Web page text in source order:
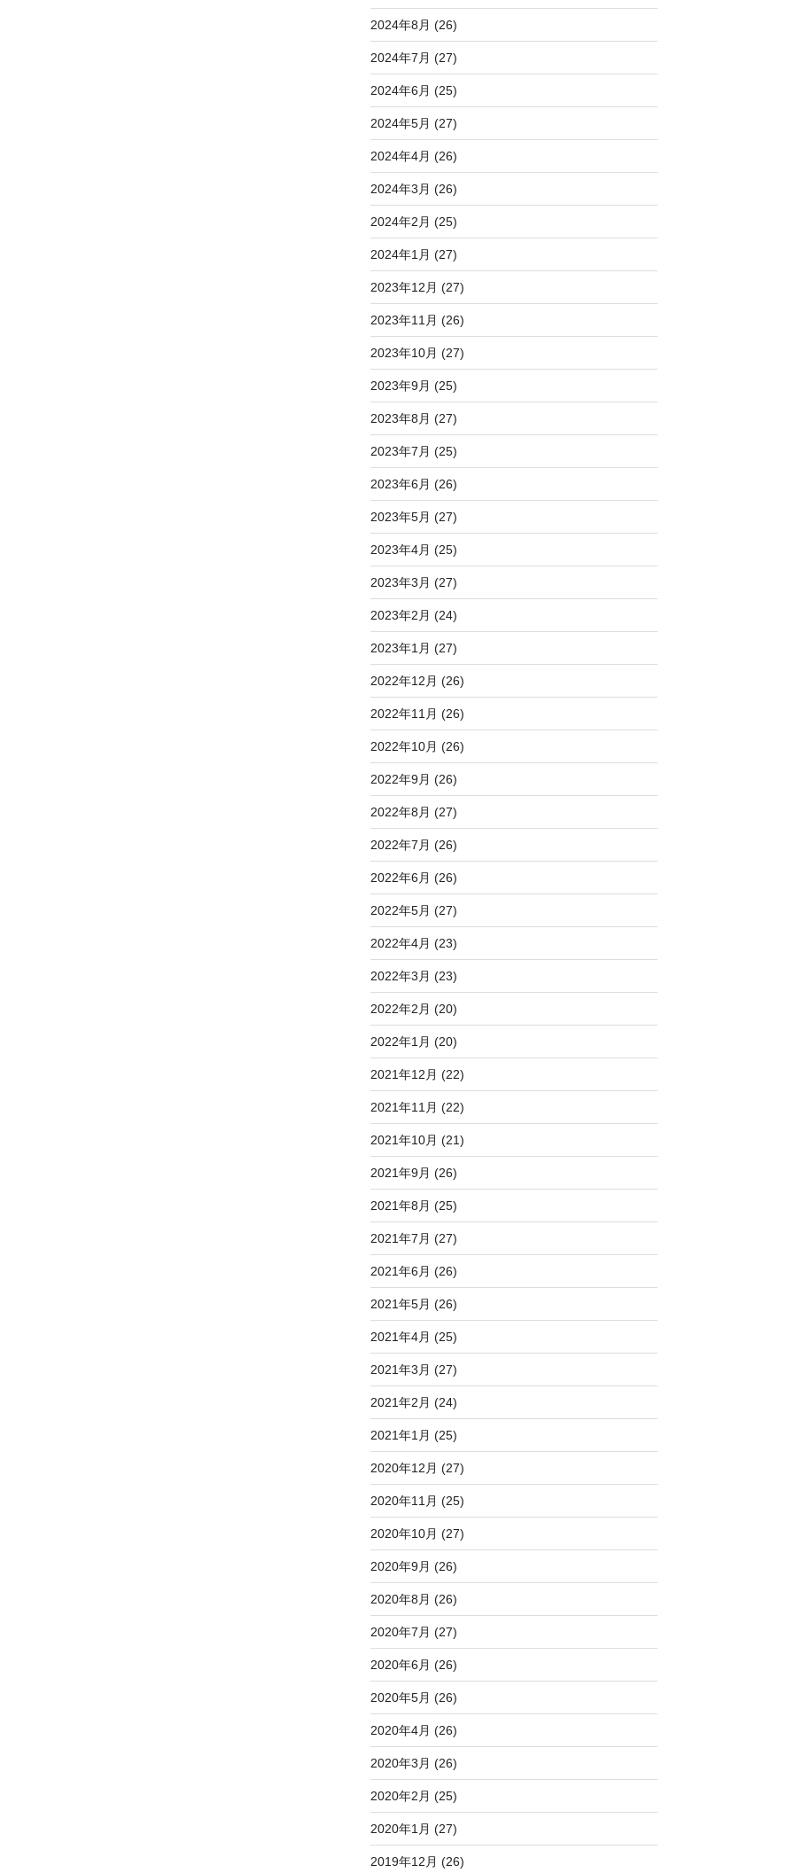
2024年8月 (26)
2024年7月 (27)
2024年6月 (25)
2024年5月 (27)
2024年4月 (26)
2024年3月 (26)
2024年2月 (25)
2024年1月 (27)
2023年12月 (27)
2023年11月 (26)
2023年10月 (27)
2023年9月 (25)
2023年8月 (27)
2023年7月 (25)
2023年6月 (26)
2023年5月 (27)
2023年4月 (25)
2023年3月 (27)
2023年2月 (24)
2023年1月 (27)
2022年12月 (26)
2022年11月 (26)
2022年10月 (26)
2022年9月 (26)
2022年8月 (27)
2022年7月 (26)
2022年6月 (26)
2022年5月 (27)
2022年4月 (23)
2022年3月 (23)
2022年2月 (20)
2022年1月 (20)
2021年12月 (22)
2021年11月 (22)
2021年10月 (21)
2021年9月 (26)
2021年8月 (25)
2021年7月 (27)
2021年6月 (26)
2021年5月 (26)
2021年4月 (25)
2021年3月 (27)
2021年2月 (24)
2021年1月 (25)
2020年12月 (27)
2020年11月 (25)
2020年10月 (27)
2020年9月 (26)
2020年8月 (26)
2020年7月 (27)
2020年6月 (26)
2020年5月 (26)
2020年4月 (26)
2020年3月 (26)
2020年2月 (25)
2020年1月 (27)
2019年12月 (26)